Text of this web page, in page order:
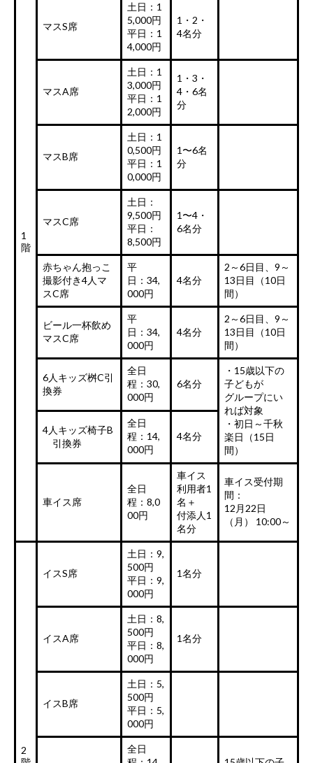
1
階
マスS席
土日：1
5,000円
平日：1
4,000円
1・2・
4名分
マスA席
土日：1
3,000円
平日：1
2,000円
1・3・
4・6名
分
マスB席
土日：1
0,500円
平日：1
0,000円
1〜6名
分
マスC席
土日：
9,500円
平日：
8,500円
1〜4・
6名分
赤ちゃん抱っこ
撮影付き4人マ
スC席
平
日：34,
000円
4名分
2～6日目、9～
13日目（10日
間）
ビール一杯飲め
マスC席
平
日：34,
000円
4名分
2～6日目、9～
13日目（10日
間）
6人キッズ桝C引
換券
全日
程：30,
000円
6名分
・15歳以下の
子どもが
グループにい
れば対象
・初日～千秋
楽日（15日
間）
4人キッズ椅子B
引換券
全日
程：14,
000円
4名分
車イス席
全日
程：8,0
00円
車イス
利用者1
名＋
付添人1
名分
車イス受付期
間：
12月22日
（月） 10:00～
2
イスS席
土日：9,
500円
平日：9,
000円
1名分
イスA席
土日：8,
500円
平日：8,
000円
1名分
イスB席
土日：5,
500円
平日：5,
000円
全日